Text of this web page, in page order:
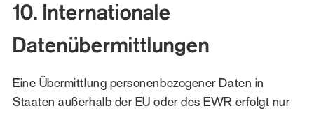
10. Internationale
Datenübermittlungen
Eine Übermittlung personenbezogener Daten in
Staaten außerhalb der EU oder des EWR erfolgt nur